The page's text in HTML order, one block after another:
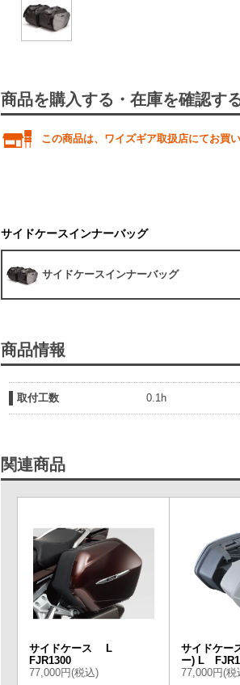
商品を購入する・在庫を確認す
この商品は、ワイズギア取扱店にてお買
サイドケースインナーバッグ
サイドケースインナーバッグ
商品情報
取付工数 0.1h
関連商品
サイドケース L
FJR1300
77,000円(税込)
サイドケー
ー) L
77,000円(税